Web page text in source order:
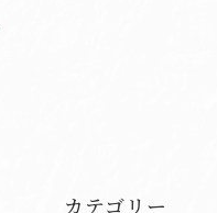
カテゴリー